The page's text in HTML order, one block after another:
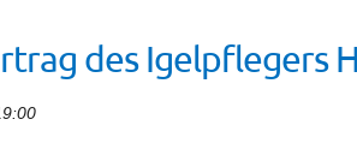
des Igelpflegers